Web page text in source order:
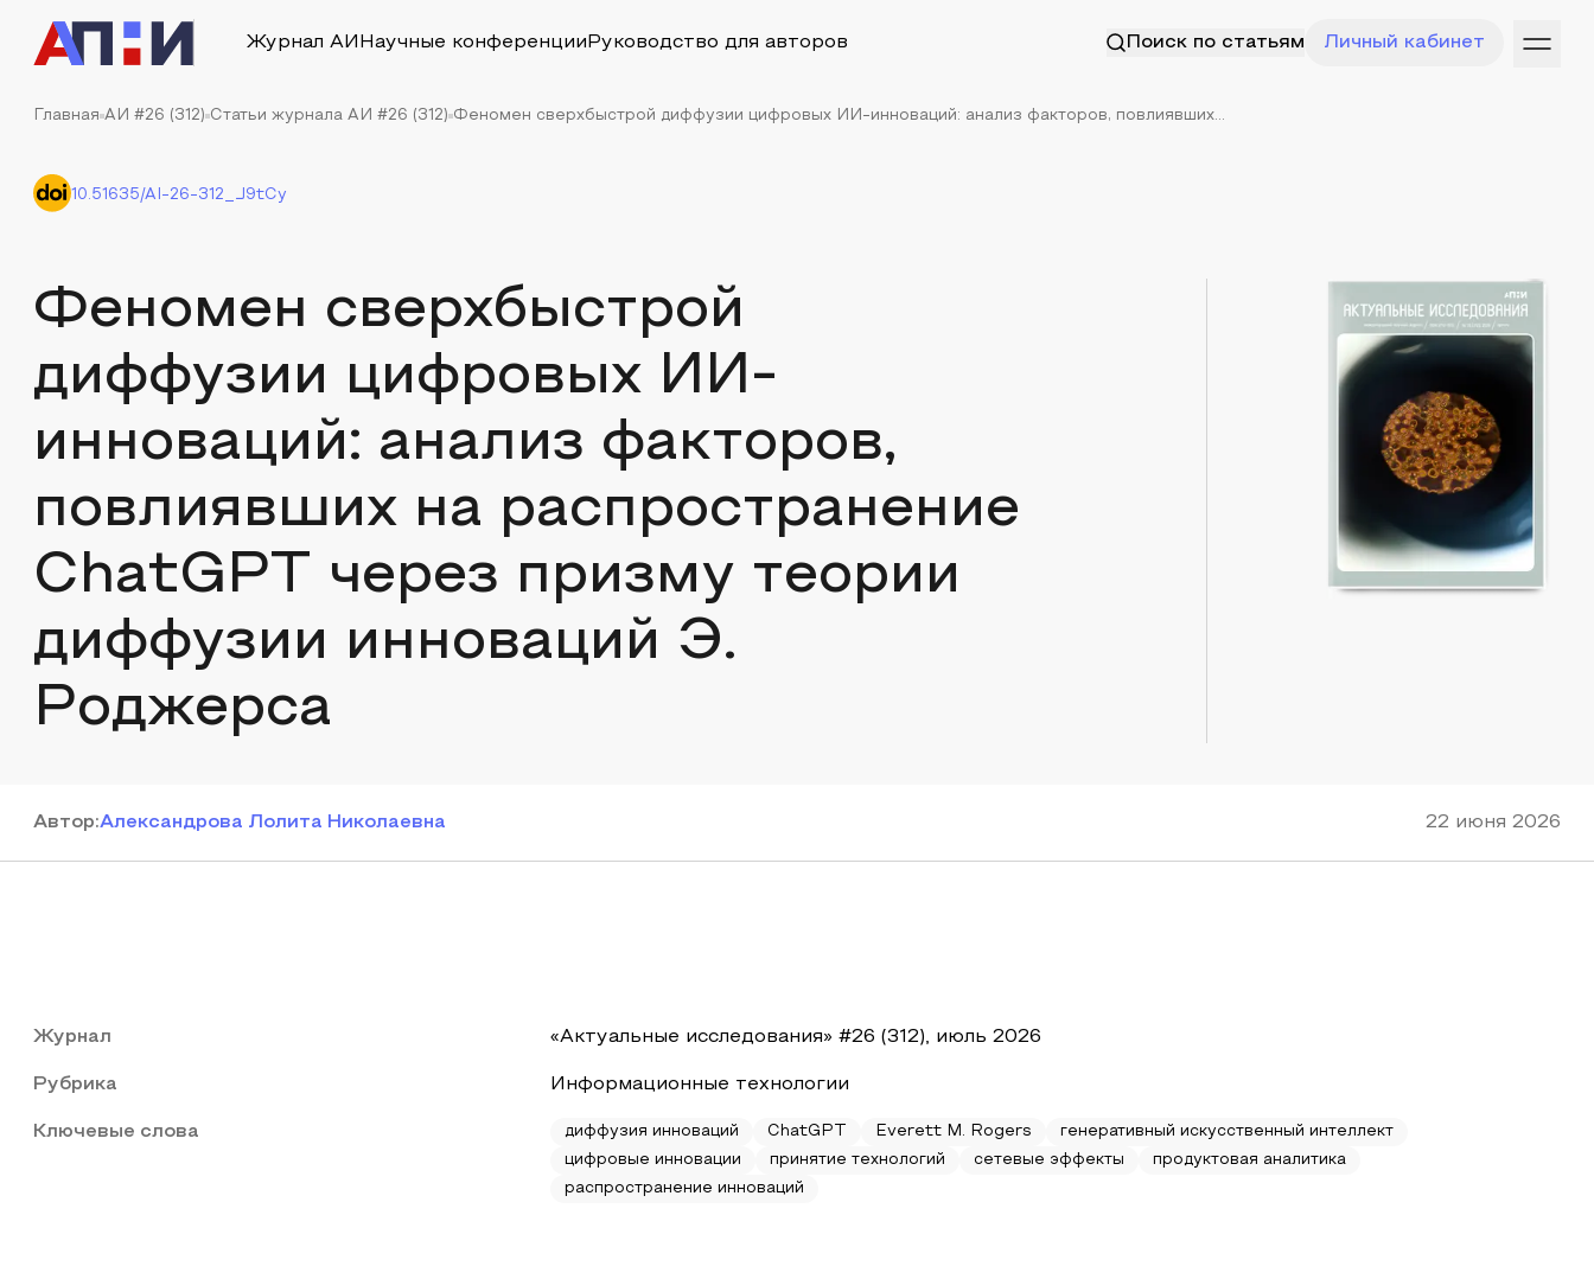
Журнал АИ Научные конференции Руководство для авторов Поиск по статьям Личный кабинет
Главная АИ #26 (312) Статьи журнала АИ #26 (312) Феномен сверхбыстрой диффузии цифровых ИИ-инноваций: анализ факторов, повлиявших...
10.51635/AI-26-312_J9tCy
Феномен сверхбыстрой
диффузии цифровых ИИ-
инноваций: анализ факторов,
повлиявших на распространение
ChatGPT через призму теории
диффузии инноваций Э.
Роджерса
Автор:Александрова Лолита Николаевна 22 июня 2026
Журнал «Актуальные исследования» #26 (312), июль 2026
Рубрика Информационные технологии
Ключевые слова диффузия инноваций ChatGPT Everett M. Rogers
генеративный искусственный интеллект
цифровые инновации
принятие технологий сетевые эффекты
продуктовая аналитика
распространение инноваций